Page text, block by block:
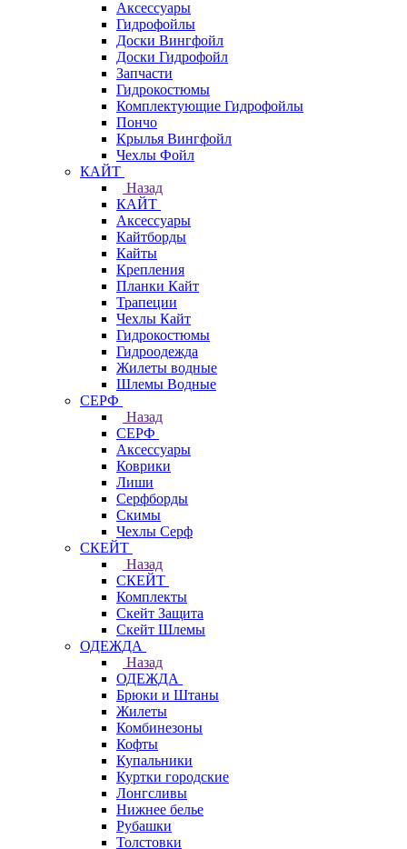
Аксессуары
Гидрофойлы
Доски Вингфойл
Доски Гидрофойл
Запчасти
Гидрокостюмы
Комплектующие Гидрофойлы
Пончо
Крылья Вингфойл
Чехлы Фойл
КАЙТ
Назад
КАЙТ
Аксессуары
Кайтборды
Кайты
Крепления
Планки Кайт
Трапеции
Чехлы Кайт
Гидрокостюмы
Гидроодежда
Жилеты водные
Шлемы Водные
СЕРФ
Назад
СЕРФ
Аксессуары
Коврики
Лиши
Серфборды
Скимы
Чехлы Cерф
СКЕЙТ
Назад
СКЕЙТ
Комплекты
Скейт Защита
Скейт Шлемы
ОДЕЖДА
Назад
ОДЕЖДА
Брюки и Штаны
Жилеты
Комбинезоны
Кофты
Купальники
Куртки городские
Лонгсливы
Нижнее белье
Рубашки
Толстовки